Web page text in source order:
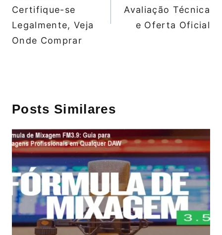
Certifique-se
Legalmente, Veja
Onde Comprar
Avaliação Técnica
e Oferta Oficial
Posts Similares